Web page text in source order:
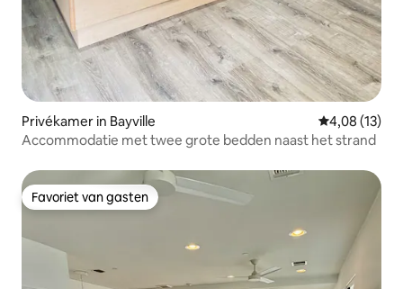
Privékamer in Bayville Gemiddelde
4,08 (13)
Accommodatie met twee grote bedden naast het strand
Favoriet van gasten
Favoriet van gasten